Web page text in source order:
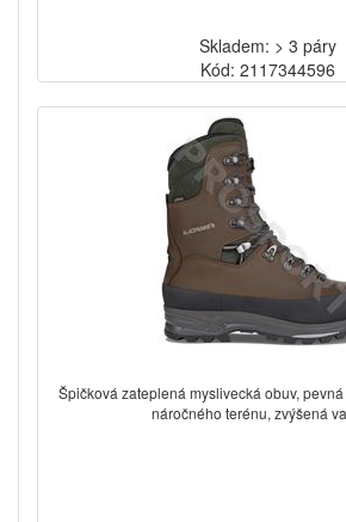
Skladem: > 3 páry
Kód: 2117344596
Špičková zateplená myslivecká obuv,
náročného terénu, zvýšená